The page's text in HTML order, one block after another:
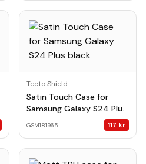
Tecto Shield
Satin Touch Case for
Samsung Galaxy S24 Plus
GSM181965 117 kr